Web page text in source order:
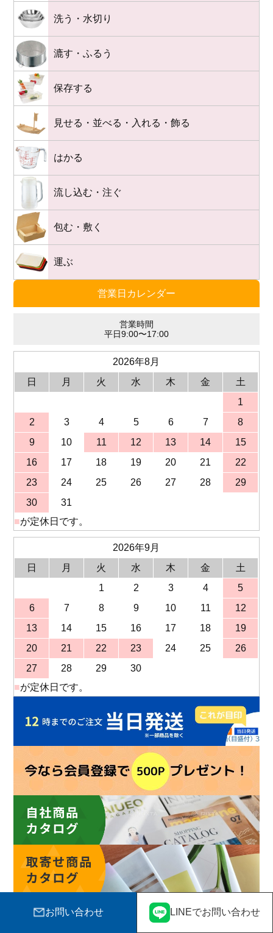
営業日カレンダー
営業時間
平日9:00〜17:00
2026年8月
日
月 火 水 木 金
土
1
2
3 4 5 6 7
8
9
10 11 12 13 14
15
16
17 18 19 20 21
22
23
24 25 26 27 28
29
30
31
■が定休日です。
2026年9月
日
月 火 水 木 金
土
1
2 3 4
5
6
7 8 9 10 11
12
13
14 15 16 17 18
19
20
21 22 23 24 25
26
27
28 29
30
■が定休日です。
洗う・水切り
漉す・ふるう
保存する
見せる・並べる・入れる・飾る
はかる
流し込む・注ぐ
包む・敷く
運ぶ
お問い合わせ LINEでお問い合わせ